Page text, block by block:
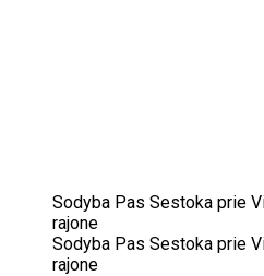
Sodyba Pas Sestoka prie
rajone
Sodyba Pas Sestoka prie
rajone